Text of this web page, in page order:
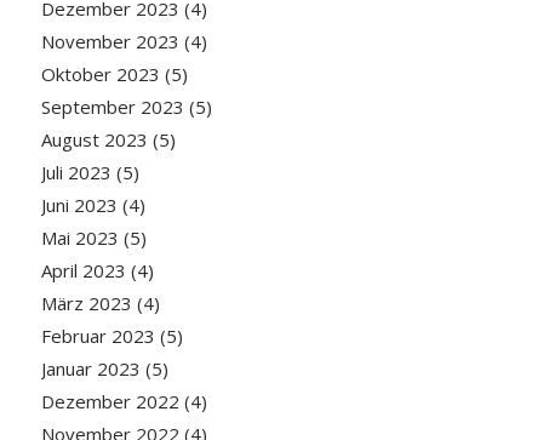
Dezember 2023 (4)
November 2023 (4)
Oktober 2023 (5)
September 2023 (5)
August 2023 (5)
Juli 2023 (5)
Juni 2023 (4)
Mai 2023 (5)
April 2023 (4)
März 2023 (4)
Februar 2023 (5)
Januar 2023 (5)
Dezember 2022 (4)
November 2022 (4)